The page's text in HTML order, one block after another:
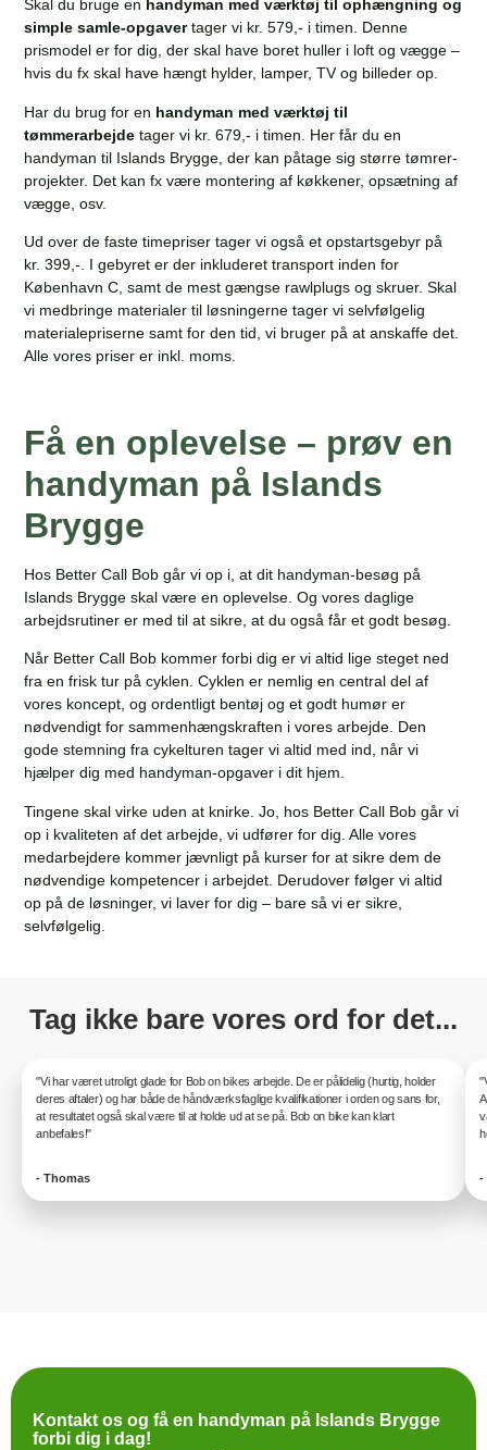
Skal du bruge en handyman med værktøj til ophængning og
simple samle-opgavertager vi kr. 579,- i timen. Denne
prismodel er for dig, der skal have boret huller i loft og vægge –
hvis du fx skal have hængt hylder, lamper, TV og billeder op.
Har du brug for en handyman med værktøj til
tømmerarbejdetager vi kr. 679,- i timen. Her får du en
handyman til Islands Brygge, der kan påtage sig større tømrer-
projekter. Det kan fx være montering af køkkener, opsætning af
vægge, osv.
Ud over de faste timepriser tager vi også et opstartsgebyr på
kr. 399,-. I gebyret er der inkluderet transport inden for
København C, samt de mest gængse rawlplugs og skruer. Skal
vi medbringe materialer til løsningerne tager vi selvfølgelig
materialepriserne samt for den tid, vi bruger på at anskaffe det.
Alle vores priser er inkl. moms.
Få en oplevelse – prøv en
handyman på Islands
Brygge
Hos Better Call Bob går vi op i, at dit handyman-besøg på
Islands Brygge skal være en oplevelse. Og vores daglige
arbejdsrutiner er med til at sikre, at du også får et godt besøg.
Når Better Call Bob kommer forbi dig er vi altid lige steget ned
fra en frisk tur på cyklen. Cyklen er nemlig en central del af
vores koncept, og ordentligt bentøj og et godt humør er
nødvendigt for sammenhængskraften i vores arbejde. Den
gode stemning fra cykelturen tager vi altid med ind, når vi
hjælper dig med handyman-opgaver i dit hjem.
Tingene skal virke uden at knirke. Jo, hos Better Call Bob går vi
op i kvaliteten af det arbejde, vi udfører for dig. Alle vores
medarbejdere kommer jævnligt på kurser for at sikre dem de
nødvendige kompetencer i arbejdet. Derudover følger vi altid
op på de løsninger, vi laver for dig – bare så vi er sikre,
selvfølgelig.
Tag ikke bare vores ord for det...
"Vi har været utroligt glade for Bob on bikes arbejde. De er pålidelig (hurtig, holder
deres aftaler) og har både de håndværksfaglige kvalifikationer i orden og sans for,
at resultatet også skal være til at holde ud at se på. Bob on bike kan klart
anbefales!"
- Thomas -
Kontakt os og få en handyman på Islands Brygge
forbi dig i dag!